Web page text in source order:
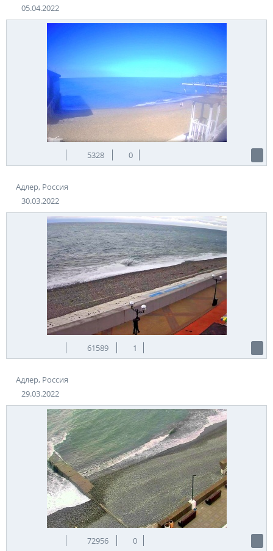
05.04.2022
5328 0
Адлер, Россия
30.03.2022
61589 1
Адлер, Россия
29.03.2022
72956 0